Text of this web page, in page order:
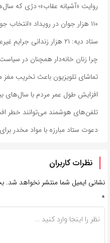
روایت «آشیانه عقاب»؛ دژی که
۱۱۰ هزار جوان در رویداد «انتخاب جوان سال» ثبت‌نام کردند
ستاد دیه: ۲۱ هزار زندانی جرایم غیرعمد در انتظار آزادی هستند
چرا زنان خانه‌دار همچنان در
تماشای تلویزیون باعث تخریب
افزایش طول عمر مردم با سال‌های
تلفن‌های هوشمند می‌توانند خطر
دعوت ستاد مبارزه با مواد مخدر
نظرات کاربران
نشانی ایمیل شما منتشر نخواهد شد.
*